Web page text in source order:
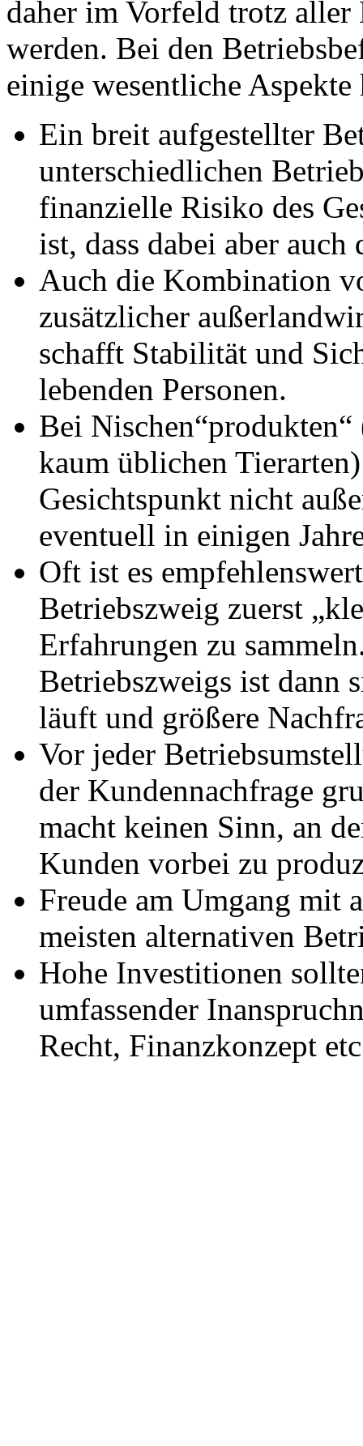
daher im Vorfeld trotz aller
werden. Bei den
einige wesentliche Aspekte
Ein breit aufgestellter
unterschiedlichen
finanzielle Risiko des
ist, dass dabei aber
Auch die Kombination
zusätzlicher
schafft Stabilität und
lebenden Personen.
Bei
kaum üblichen
Gesichtspunkt nicht
eventuell in einigen
Oft ist es
Betriebszweig zuerst
Erfahrungen zu
Betriebszweigs ist dann
läuft und größere
Vor jeder
der Kundennachfrage
macht keinen Sinn, an
Kunden vorbei zu
Freude am Umgang mit
meisten alternativen
Hohe Investitionen
umfassender
Recht, Finanzkonzept